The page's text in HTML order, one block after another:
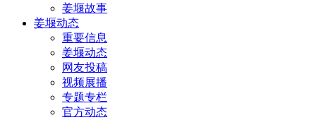
姜堰故事
姜堰动态
重要信息
姜堰动态
网友投稿
视频展播
专题专栏
官方动态